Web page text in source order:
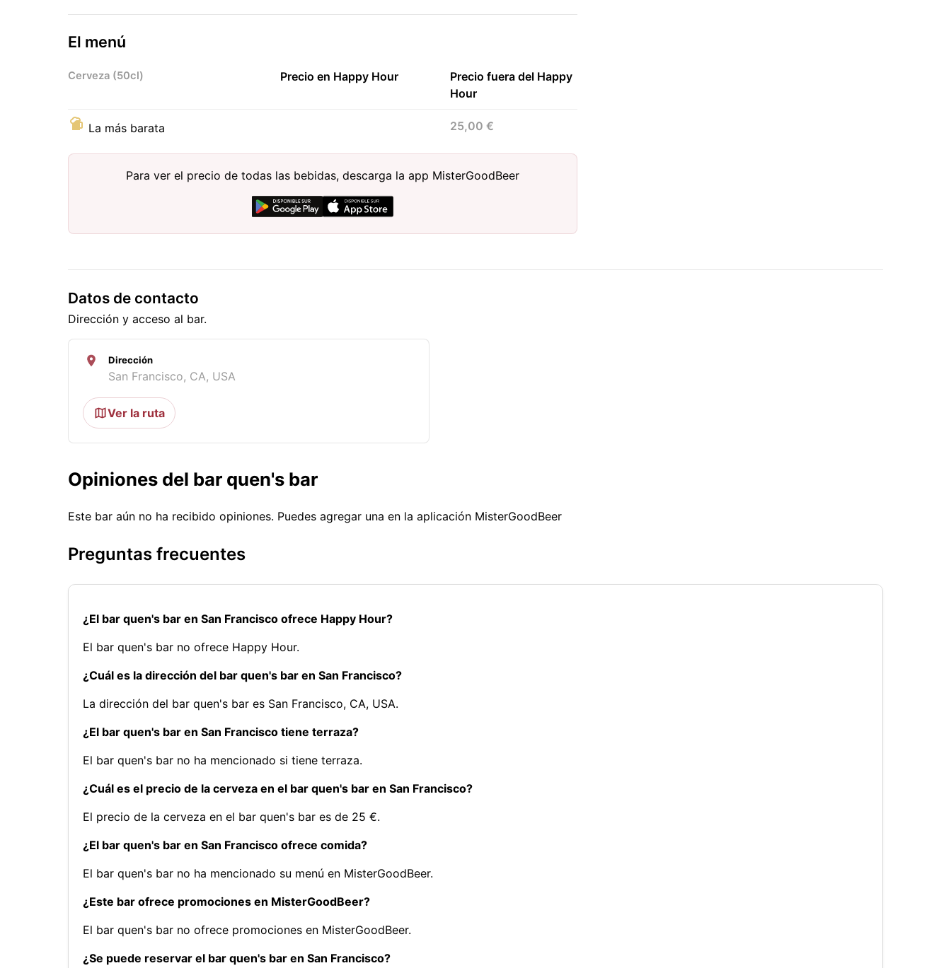
El menú
Cerveza (50cl) Precio en Happy Hour
Precio fuera del Happy
Hour
La más barata 25,00 €
Para ver el precio de todas las bebidas, descarga la app MisterGoodBeer
Datos de contacto
Dirección y acceso al bar.
Dirección
San Francisco, CA, USA
Ver la ruta
Opiniones del bar quen's bar
Este bar aún no ha recibido opiniones. Puedes agregar una en la aplicación MisterGoodBeer
Preguntas frecuentes
¿El bar quen's bar en San Francisco ofrece Happy Hour?
El bar quen's bar no ofrece Happy Hour.
¿Cuál es la dirección del bar quen's bar en San Francisco?
La dirección del bar quen's bar es San Francisco, CA, USA.
¿El bar quen's bar en San Francisco tiene terraza?
El bar quen's bar no ha mencionado si tiene terraza.
¿Cuál es el precio de la cerveza en el bar quen's bar en San Francisco?
El precio de la cerveza en el bar quen's bar es de 25 €.
¿El bar quen's bar en San Francisco ofrece comida?
El bar quen's bar no ha mencionado su menú en MisterGoodBeer.
¿Este bar ofrece promociones en MisterGoodBeer?
El bar quen's bar no ofrece promociones en MisterGoodBeer.
¿Se puede reservar el bar quen's bar en San Francisco?